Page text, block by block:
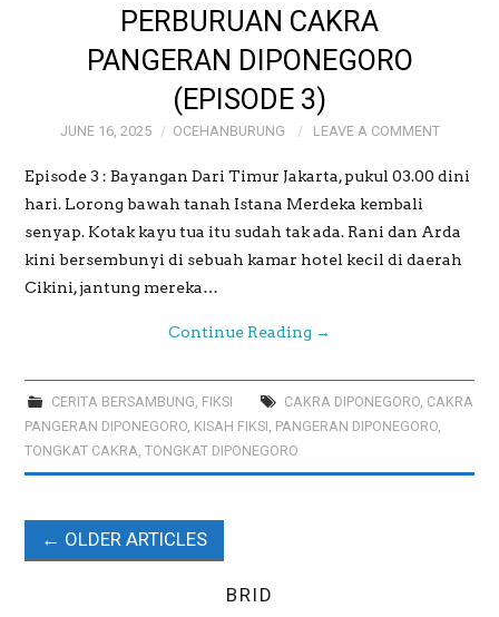
PERBURUAN CAKRA
PANGERAN DIPONEGORO
(EPISODE 3)
JUNE 16, 2025 OCEHANBURUNG LEAVE A COMMENT
Episode 3 : Bayangan Dari Timur Jakarta, pukul 03.00 dini
hari. Lorong bawah tanah Istana Merdeka kembali
senyap. Kotak kayu tua itu sudah tak ada. Rani dan Arda
kini bersembunyi di sebuah kamar hotel kecil di daerah
Cikini, jantung mereka…
Continue Reading →
CERITA BERSAMBUNG, FIKSI CAKRA DIPONEGORO, CAKRA
PANGERAN DIPONEGORO, KISAH FIKSI, PANGERAN DIPONEGORO,
TONGKAT CAKRA,TONGKAT DIPONEGORO
Post navigation
← OLDER ARTICLES
BRID